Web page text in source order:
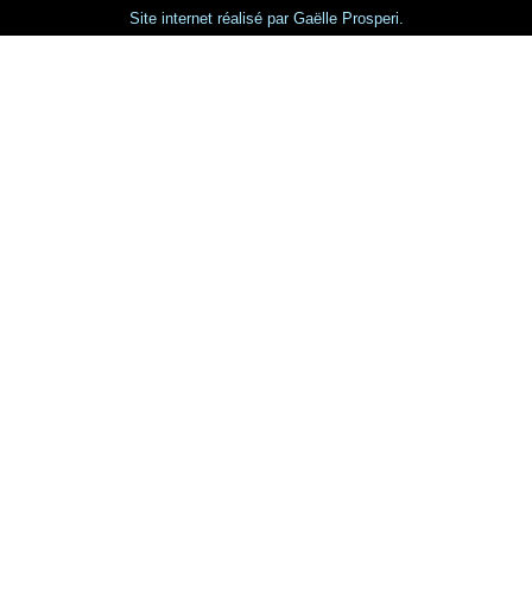
Site internet réalisé par Gaëlle Prosperi.